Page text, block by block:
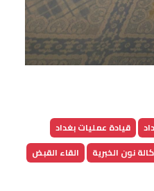
قيادة عمليات بغداد
نون الخبرية القاء القبض